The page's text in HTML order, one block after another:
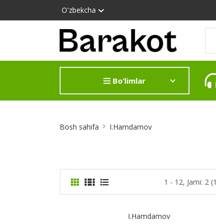
O'zbekcha
Bo‘limlar
Bosh sahifa I.Hamdamov
1 - 12, Jami: 2
I.Hamdamov